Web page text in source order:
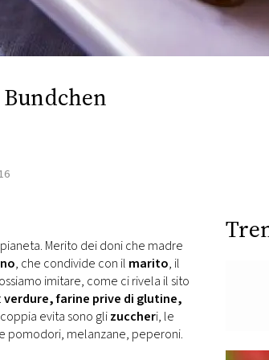
Merito dei doni che madre
, che condivide con il marito, il
imitare, come ci rivela il sito
verdure, farine prive di glutine,
evita sono glizuccheri, le
pomodori, melanzane, peperoni.